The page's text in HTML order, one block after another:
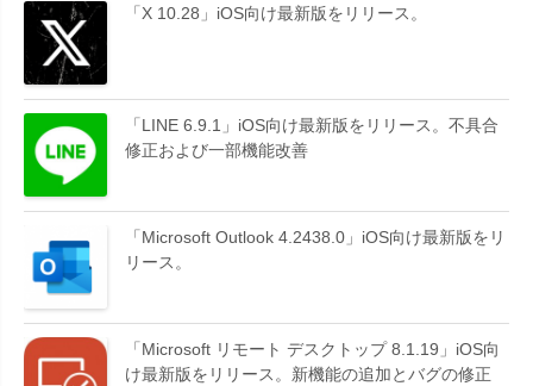
「X 10.28」iOS向け最新版をリリース。
「LINE 6.9.1」iOS向け最新版をリリース。不具合
修正および一部機能改善
「Microsoft Outlook 4.2438.0」iOS向け最新版をリ
リース。
「Microsoft リモート デスクトップ 8.1.19」iOS向
け最新版をリリース。新機能の追加とバグの修正